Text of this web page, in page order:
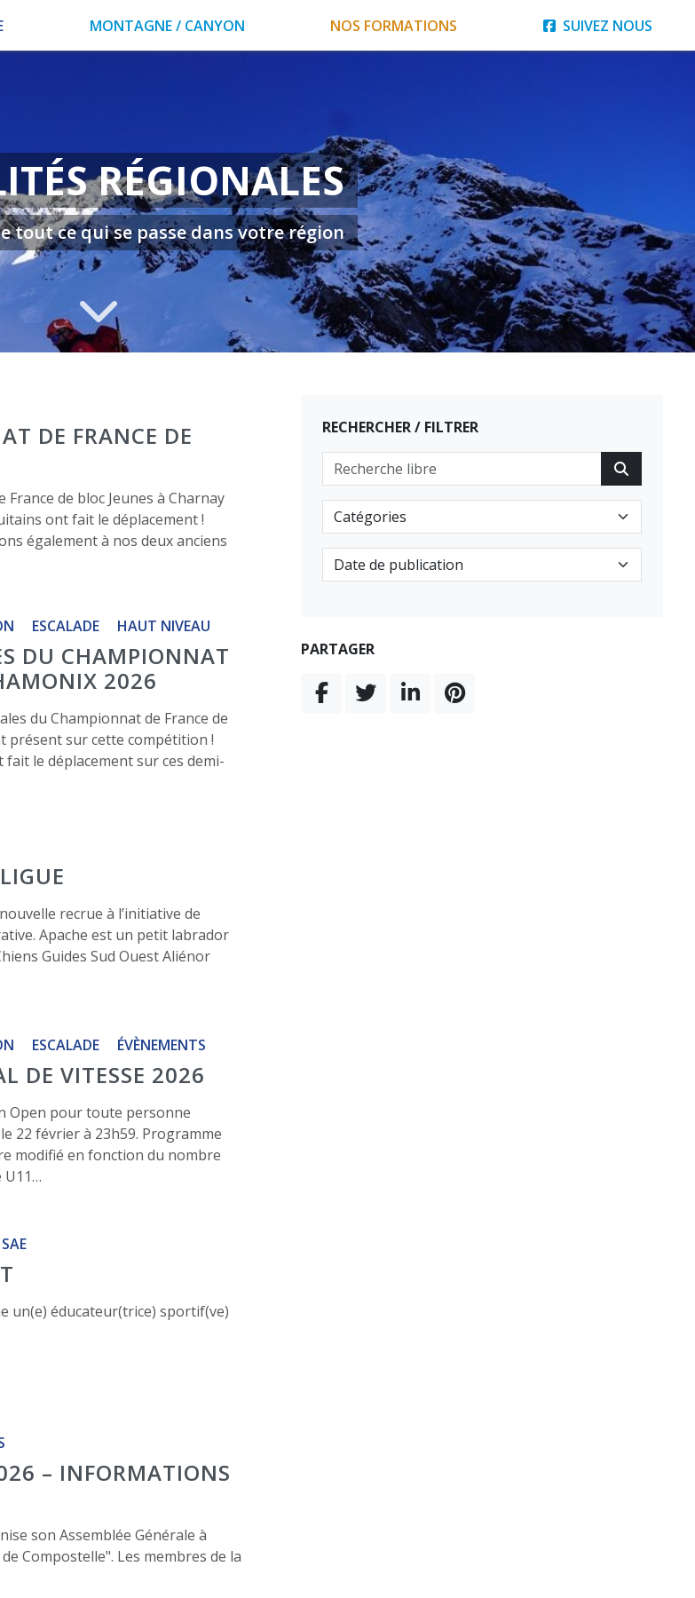
MONTAGNE / CANYON NOS FORMATIONS SUIVEZ NOUS
RÉGIONALES
tout ce qui se passe dans votre région
DE FRANCE DE
de bloc Jeunes à Charnay
ont fait le déplacement !
également à nos deux anciens
ESCALADE HAUT NIVEAU
DU CHAMPIONNAT
2026
du Championnat de France de
présent sur cette compétition !
le déplacement sur ces demi-
recrue à l’initiative de
Apache est un petit labrador
Guides Sud Ouest Aliénor
ESCALADE ÉVÈNEMENTS
DE VITESSE 2026
Open pour toute personne
22 février à 23h59. Programme
modifié en fonction du nombre
U11…
SAE
un(e) éducateur(trice) sportif(ve)
– INFORMATIONS
son Assemblée Générale à
Compostelle". Les membres de la
RECHERCHER / FILTRER
PARTAGER